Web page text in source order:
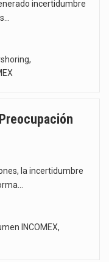
incertidumbre
,
la incertidumbre
INCOMEX,